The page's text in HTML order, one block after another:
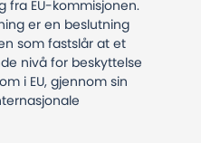
fra EU-kommisjonen.
er en beslutning
som fastslår at et
nivå for beskyttelse
i EU, gjennom sin